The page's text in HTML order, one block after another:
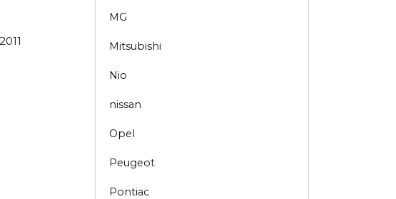
MG
Mitsubishi
Nio
nissan
Opel
Peugeot
Pontiac